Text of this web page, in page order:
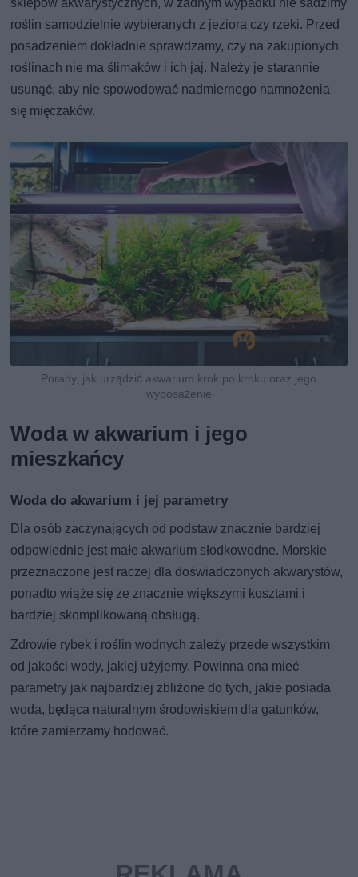
roślin samodzielnie wybieranych z jeziora czy rzeki. Przed
posadzeniem dokładnie sprawdzamy, czy na zakupionych
roślinach nie ma ślimaków i ich jaj. Należy je starannie
usunąć, aby nie spowodować nadmiernego namnożenia
się mięczaków.
Porady, jak urządzić akwarium krok po kroku oraz jego
wyposażenie
Woda w akwarium i jego
mieszkańcy
Woda do akwarium i jej parametry
Dla osób zaczynających od podstaw znacznie bardziej
odpowiednie jest małe akwarium słodkowodne. Morskie
przeznaczone jest raczej dla doświadczonych akwarystów,
ponadto wiąże się ze znacznie większymi kosztami i
bardziej skomplikowaną obsługą.
Zdrowie rybek i roślin wodnych zależy przede wszystkim
od jakości wody, jakiej użyjemy. Powinna ona mieć
parametry jak najbardziej zbliżone do tych, jakie posiada
woda, będąca naturalnym środowiskiem dla gatunków,
które zamierzamy hodować.